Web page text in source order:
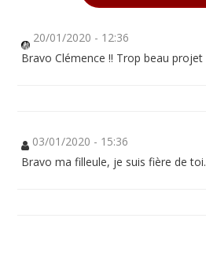
20/01/2020 - 12:36
Bravo Clémence !! Trop beau projet
03/01/2020 - 15:36
Bravo ma filleule, je suis fière de toi.